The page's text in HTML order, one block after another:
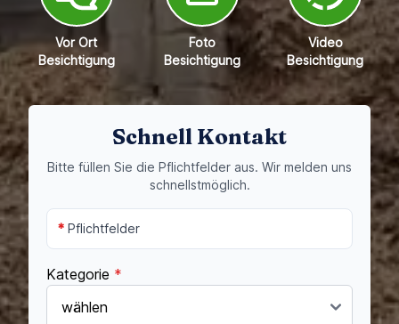
Vor Ort
Besichtigung
Foto
Besichtigung
Video
Besichtigung
Schnell Kontakt
Bitte füllen Sie die Pflichtfelder aus. Wir melden uns
schnellstmöglich.
* Pflichtfelder
Kategorie *